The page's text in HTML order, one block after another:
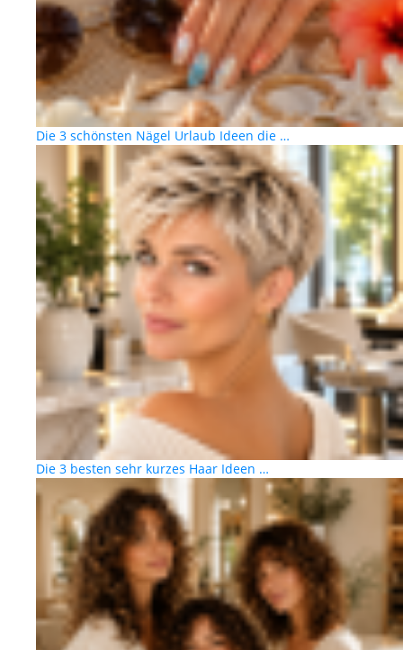
Die 3 schönsten Nägel Urlaub Ideen die …
Die 3 besten sehr kurzes Haar Ideen …